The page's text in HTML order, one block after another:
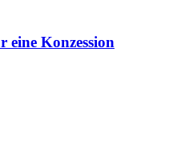
eine Konzession